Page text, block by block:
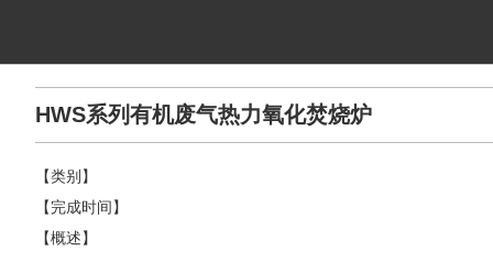
HWS系列有机废气热力氧化焚烧炉
【类别】
【完成时间】
【概述】